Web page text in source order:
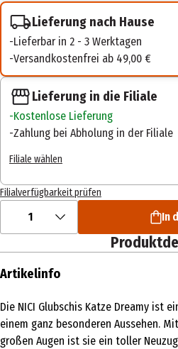
Lieferung nach Hause
Lieferbar in 2 - 3 Werktagen
Versandkostenfrei ab 49,00 €
Lieferung in die Filiale
Kostenlose Lieferung
Zahlung bei Abholung in der Filiale
Filiale wählen
Filialverfügbarkeit prüfen
1 In
Artikelinfo
Die NICI Glubschis Katze Dreamy ist
einem ganz besonderen Aussehen.
großen Augen ist sie ein toller